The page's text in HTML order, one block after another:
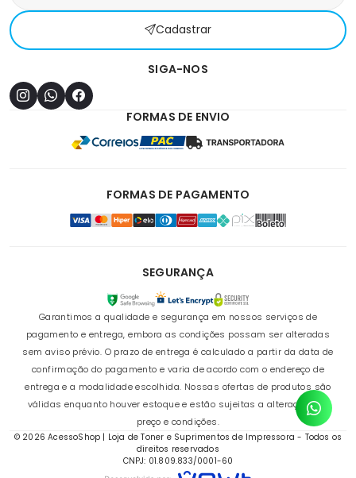
Cadastrar
SIGA-NOS
FORMAS DE ENVIO
FORMAS DE PAGAMENTO
SEGURANÇA
Garantimos a qualidade e segurança em nossos serviços de
pagamento e entrega, embora as condições possam ser alteradas
sem aviso prévio. O prazo de entrega é calculado a partir da data de
confirmação do pagamento e varia de acordo com o endereço de
entrega e a modalidade escolhida. Nossas ofertas de produtos são
válidas enquanto houver estoque e estão sujeitas a alterações de
preço e condições.
© 2026 AcessoShop | Loja de Toner e Suprimentos de Impressora - Todos os
direitos reservados
CNPJ: 01.809.833/0001-60